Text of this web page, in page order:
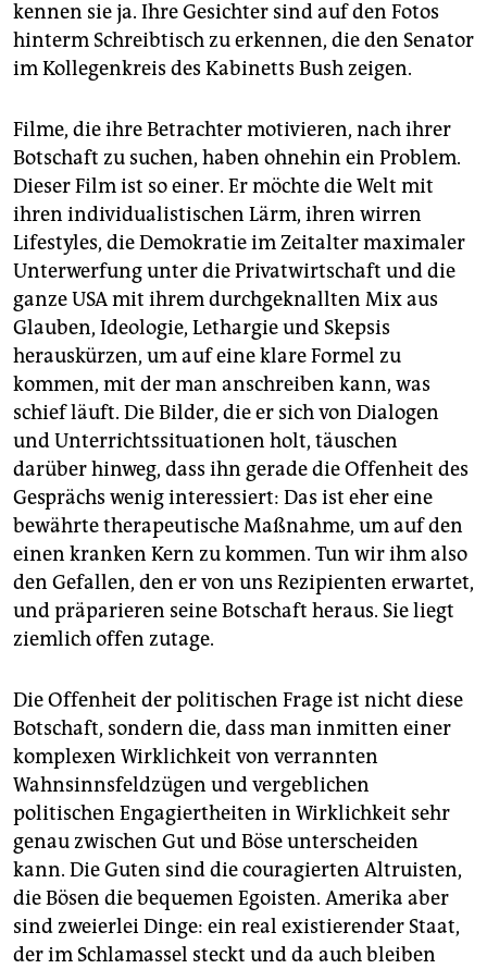
kennen sie ja. Ihre Gesichter sind auf den Fotos
hinterm Schreibtisch zu erkennen, die den Senator
im Kollegenkreis des Kabinetts Bush zeigen.
Filme, die ihre Betrachter motivieren, nach ihrer
Botschaft zu suchen, haben ohnehin ein Problem.
Dieser Film ist so einer. Er möchte die Welt mit
ihren individualistischen Lärm, ihren wirren
Lifestyles, die Demokratie im Zeitalter maximaler
Unterwerfung unter die Privatwirtschaft und die
ganze USA mit ihrem durchgeknallten Mix aus
Glauben, Ideologie, Lethargie und Skepsis
herauskürzen, um auf eine klare Formel zu
kommen, mit der man anschreiben kann, was
schief läuft. Die Bilder, die er sich von Dialogen
und Unterrichtssituationen holt, täuschen
darüber hinweg, dass ihn gerade die Offenheit des
Gesprächs wenig interessiert: Das ist eher eine
bewährte therapeutische Maßnahme, um auf den
einen kranken Kern zu kommen. Tun wir ihm also
den Gefallen, den er von uns Rezipienten erwartet,
und präparieren seine Botschaft heraus. Sie liegt
ziemlich offen zutage.
Die Offenheit der politischen Frage ist nicht diese
Botschaft, sondern die, dass man inmitten einer
komplexen Wirklichkeit von verrannten
Wahnsinnsfeldzügen und vergeblichen
politischen Engagiertheiten in Wirklichkeit sehr
genau zwischen Gut und Böse unterscheiden
kann. Die Guten sind die couragierten Altruisten,
die Bösen die bequemen Egoisten. Amerika aber
sind zweierlei Dinge: ein real existierender Staat,
der im Schlamassel steckt und da auch bleiben